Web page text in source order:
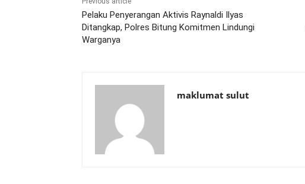
Pelaku Penyerangan Aktivis Raynaldi Ilyas
Ditangkap, Polres Bitung Komitmen Lindungi
Warganya
maklumat sulut